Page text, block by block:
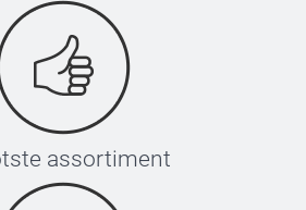
assortiment